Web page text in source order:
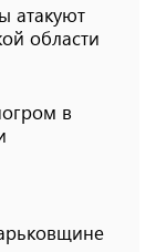
атакуют
области
в